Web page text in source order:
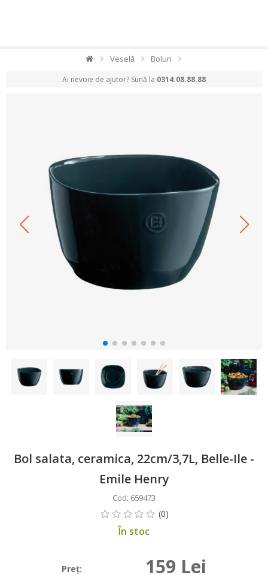
Veselă Boluri
Ai nevoie de ajutor? Sună la 0314.08.88.88
Bol salata, ceramica, 22cm/3,7L, Belle-Ile -
Emile Henry
Cod: 659473
În stoc
Preţ: 159 Lei